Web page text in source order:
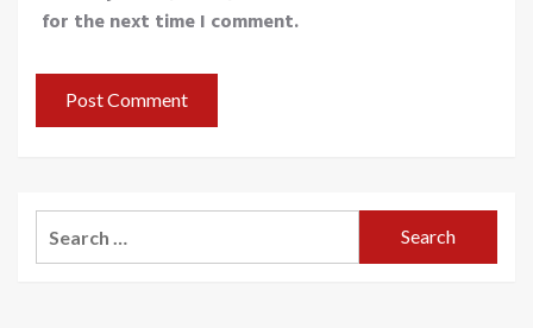
for the next time I comment.
for: